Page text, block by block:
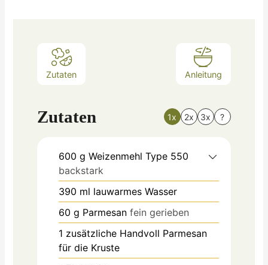
Zutaten Anleitung
Zutaten 1x 2x 3x ?
600 g Weizenmehl Type 550
backstark
390 ml lauwarmes Wasser
60 g Parmesan fein gerieben
1 zusätzliche Handvoll Parmesan
für die Kruste